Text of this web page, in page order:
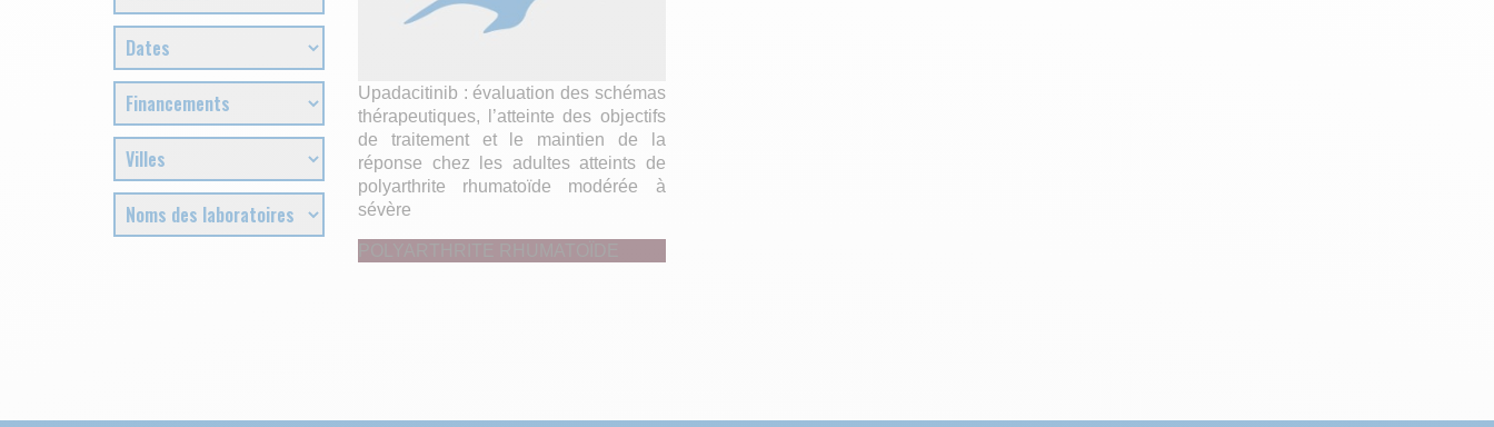
Upadacitinib : évaluation des schémas
thérapeutiques, l’atteinte des objectifs
de traitement et le maintien de la
réponse chez les adultes atteints de
polyarthrite rhumatoïde modérée à
sévère